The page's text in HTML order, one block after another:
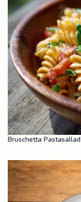
Bruschetta